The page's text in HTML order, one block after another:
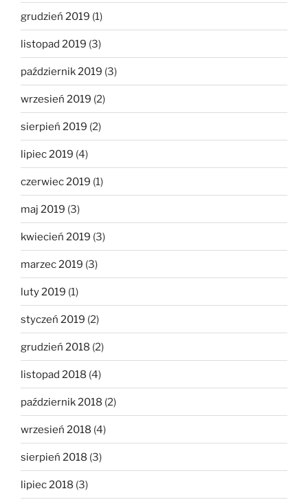
grudzień 2019 (1)
listopad 2019 (3)
październik 2019 (3)
wrzesień 2019 (2)
sierpień 2019 (2)
lipiec 2019 (4)
czerwiec 2019 (1)
maj 2019 (3)
kwiecień 2019 (3)
marzec 2019 (3)
luty 2019 (1)
styczeń 2019 (2)
grudzień 2018 (2)
listopad 2018 (4)
październik 2018 (2)
wrzesień 2018 (4)
sierpień 2018 (3)
lipiec 2018 (3)